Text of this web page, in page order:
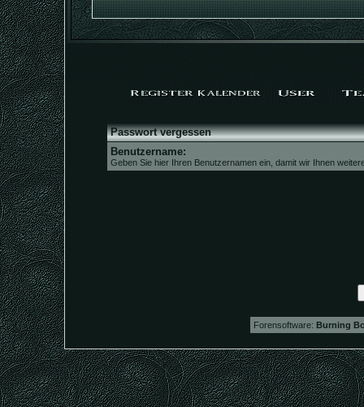
Passwort vergessen
Benutzername:
Geben Sie hier Ihren Benutzernamen ein, damit wir Ihnen
Forensoftware: Burning